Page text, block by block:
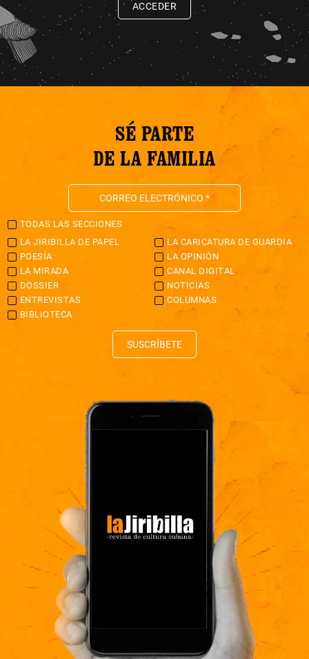
ACCEDER
SÉ PARTE
DE LA FAMILIA
TODAS LAS SECCIONES
LA JIRIBILLA DE PAPEL
LA CARICATURA DE GUARDIA
POESÍA
LA OPINIÓN
LA MIRADA
CANAL DIGITAL
DOSSIER
NOTICIAS
ENTREVISTAS
COLUMNAS
BIBLIOTECA
SUSCRÍBETE